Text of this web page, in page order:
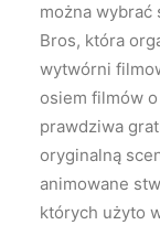
można wybrać
Bros, która
wytwórni
osiem filmów
prawdziwa
oryginalną
animowane
których użyto